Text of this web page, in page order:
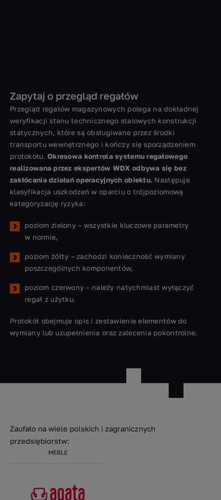
Zapytaj o przegląd regałów
Przegląd regałów magazynowych polega na dokładnej
weryfikacji stanu technicznego stalowych konstrukcji
statycznych, które są obsługiwane przez środki
transportu wewnętrznego i kończy się sporządzeniem
protokołu.Okresowa kontrola systemu regałowego
realizowana przez ekspertów WDX odbywa się bez
zakłócania działań operacyjnych obiektu. Następuje
klasyfikacja uszkodzeń w oparciu o trójpoziomową
kategoryzację ryzyka:
poziom zielony – wszystkie kluczowe parametry
w normie,
poziom żółty – zachodzi konieczność wymiany
poszczególnych komponentów,
poziom czerwony – należy natychmiast wyłączyć
regał z użytku.
Protokół obejmuje opis i zestawienie elementów do
wymiany lub uzupełnienia oraz zalecenia pokontrolne.
Zaufało na wiele polskich i zagranicznych
przedsiębiorstw:
MEBLE